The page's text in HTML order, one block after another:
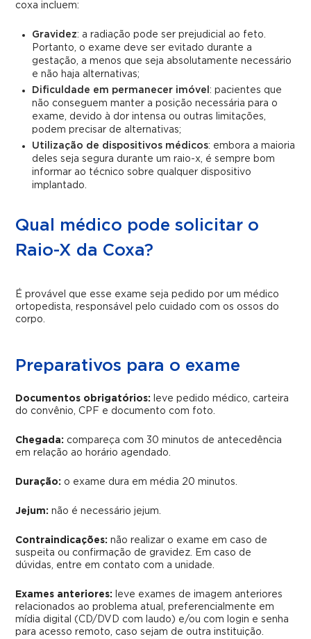
coxa incluem:
Gravidez: a radiação pode ser prejudicial ao feto.
Portanto, o exame deve ser evitado durante a
gestação, a menos que seja absolutamente necessário
e não haja alternativas;
Dificuldade em permanecer imóvel: pacientes que
não conseguem manter a posição necessária para o
exame, devido à dor intensa ou outras limitações,
podem precisar de alternativas;
Utilização de dispositivos médicos: embora a maioria
deles seja segura durante um raio-x, é sempre bom
informar ao técnico sobre qualquer dispositivo
implantado.
Qual médico pode solicitar o
Raio-X da Coxa?
É provável que esse exame seja pedido por um médico
ortopedista, responsável pelo cuidado com os ossos do
corpo.
Preparativos para o exame
Documentos obrigatórios:
leve pedido médico, carteira
do convênio, CPF e documento com foto.
Chegada: compareça com 30 minutos de antecedência
em relação ao horário agendado.
Duração: o exame dura em média 20 minutos.
Jejum: não é necessário jejum.
Contraindicações:não realizar o exame em caso de
suspeita ou confirmação de gravidez. Em caso de
dúvidas, entre em contato com a unidade.
Exames anteriores:
leve exames de imagem anteriores
relacionados ao problema atual, preferencialmente em
mídia digital (CD/DVD com laudo) e/ou com login e senha
para acesso remoto, caso sejam de outra instituição.